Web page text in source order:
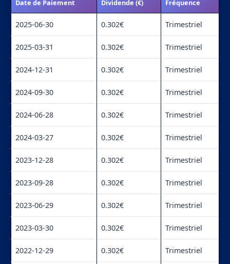
Date de Paiement Dividende (€) Fréquence
2025-06-30 0.302€ Trimestriel
2025-03-31 0.302€ Trimestriel
2024-12-31 0.302€ Trimestriel
2024-09-30 0.302€ Trimestriel
2024-06-28 0.302€ Trimestriel
2024-03-27 0.302€ Trimestriel
2023-12-28 0.302€ Trimestriel
2023-09-28 0.302€ Trimestriel
2023-06-29 0.302€ Trimestriel
2023-03-30 0.302€ Trimestriel
2022-12-29 0.302€ Trimestriel